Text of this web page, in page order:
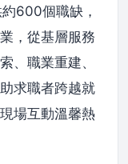
600個職缺，
，從基層服務
、職業重建、
求職者跨越就
場互動溫馨熱